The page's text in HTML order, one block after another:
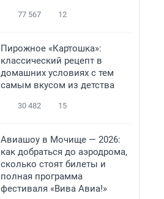
77 567 12
Пирожное «Картошка»:
классический рецепт в
домашних условиях с тем
самым вкусом из детства
30 482 15
Авиашоу в Мочище — 2026:
как добраться до аэродрома,
сколько стоят билеты и
полная программа
фестиваля «Вива Авиа!»